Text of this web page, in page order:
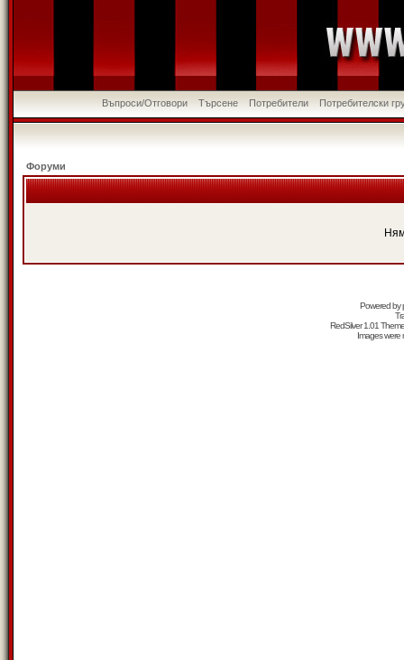
Въпроси/Отговори Търсене Потребители Потребителски
Форуми
Powered by
RedSilver 1.01
Images were